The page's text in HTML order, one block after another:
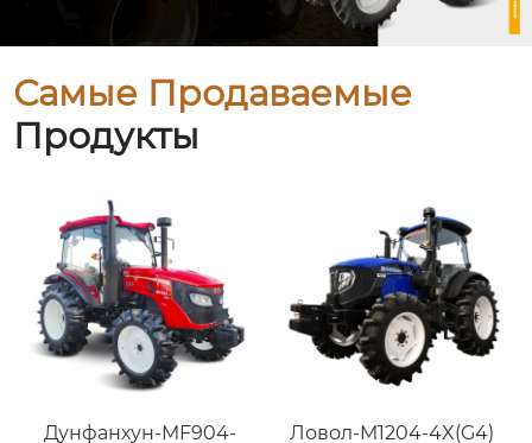
Самые Продаваемые
Продукты
Дунфанхун-MF904-
Ловол-M1204-4X(G4)